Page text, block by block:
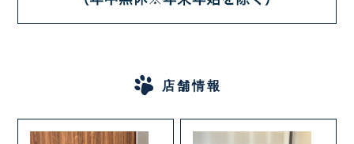
店舗情報